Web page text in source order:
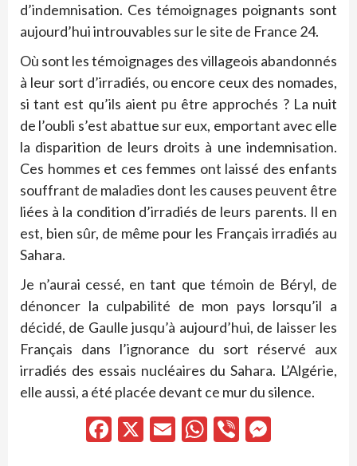
d’indemnisation. Ces témoignages poignants sont
aujourd’hui introuvables sur le site de France 24.
Où sont les témoignages des villageois abandonnés
à leur sort d’irradiés, ou encore ceux des nomades,
si tant est qu’ils aient pu être approchés ? La nuit
de l’oubli s’est abattue sur eux, emportant avec elle
la disparition de leurs droits à une indemnisation.
Ces hommes et ces femmes ont laissé des enfants
souffrant de maladies dont les causes peuvent être
liées à la condition d’irradiés de leurs parents. Il en
est, bien sûr, de même pour les Français irradiés au
Sahara.
Je n’aurai cessé, en tant que témoin de Béryl, de
dénoncer la culpabilité de mon pays lorsqu’il a
décidé, de Gaulle jusqu’à aujourd’hui, de laisser les
Français dans l’ignorance du sort réservé aux
irradiés des essais nucléaires du Sahara. L’Algérie,
elle aussi, a été placée devant ce mur du silence.
Facebook
X EmailWhatsApp
Viber